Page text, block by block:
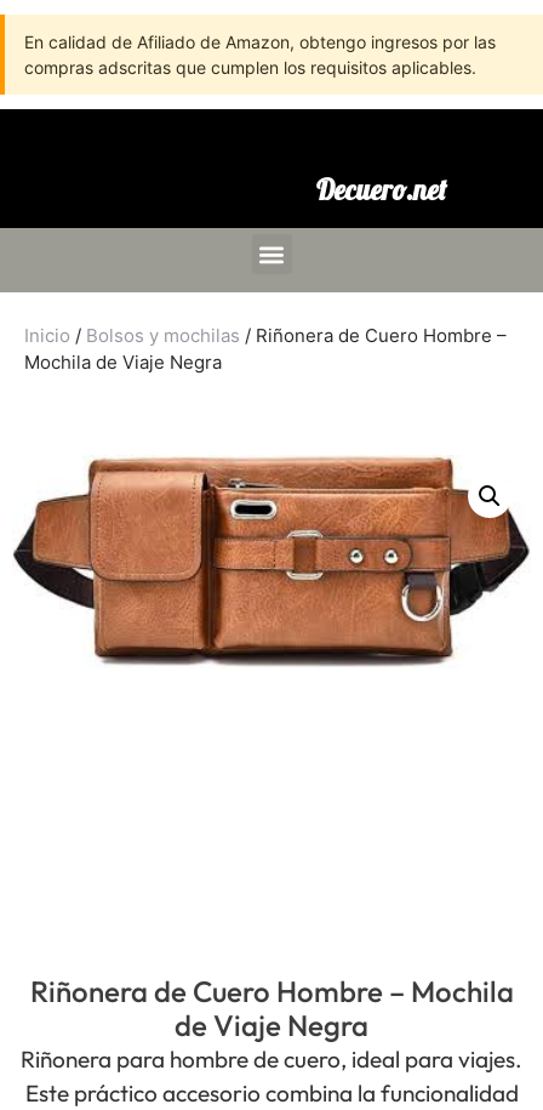
En calidad de Afiliado de Amazon, obtengo ingresos por las
compras adscritas que cumplen los requisitos aplicables.
Decuero.net
Inicio / Bolsos y mochilas / Riñonera de Cuero Hombre –
Mochila de Viaje Negra
Riñonera de Cuero Hombre – Mochila
de Viaje Negra
Riñonera para hombre de cuero, ideal para viajes.
Este práctico accesorio combina la funcionalidad